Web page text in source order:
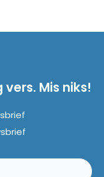
Mis niks!